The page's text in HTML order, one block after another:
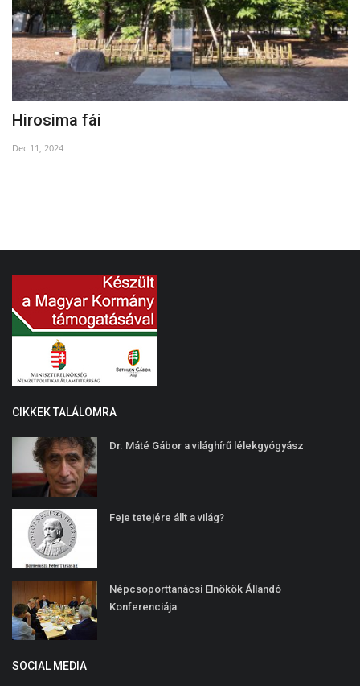
Hirosima fái
Dec 11, 2024
CIKKEK TALÁLOMRA
Dr. Máté Gábor a világhírű lélekgyógyász
Feje tetejére állt a világ?
Népcsoporttanácsi Elnökök Állandó
Konferenciája
SOCIAL MEDIA